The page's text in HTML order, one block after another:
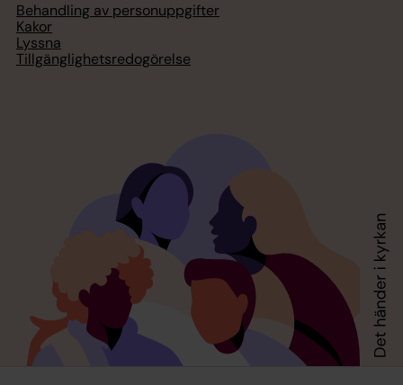
Behandling av personuppgifter
Kakor
Lyssna
Tillgänglighetsredogörelse